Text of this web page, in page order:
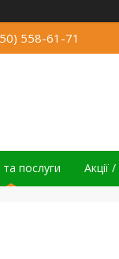
558-61-71
послуги Акції